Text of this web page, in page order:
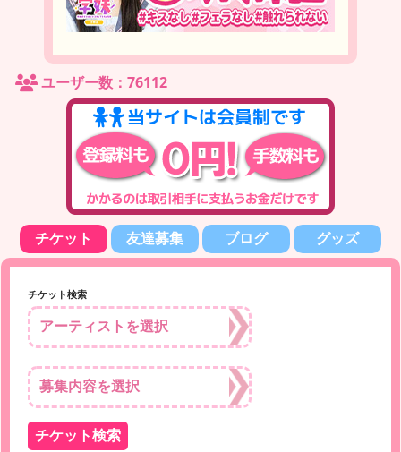
ユーザー数：76112
チケット 友達募集 ブログ グッズ
チケット検索